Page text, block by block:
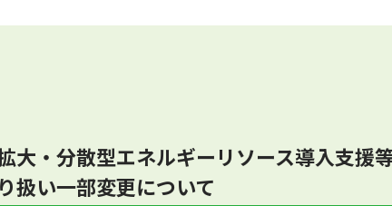
・分散型エネルギーリソース導入支援
扱い一部変更について